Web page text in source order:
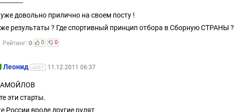
довольно прилично на своем посту !
же результаты ? Где спортивный принцип отбора в Сборную СТРАНЫ ?
Рейтинг: 0 0 0
Леонид 4067 11.12.2011 06:37
эти старты.
России вроде другие рулят